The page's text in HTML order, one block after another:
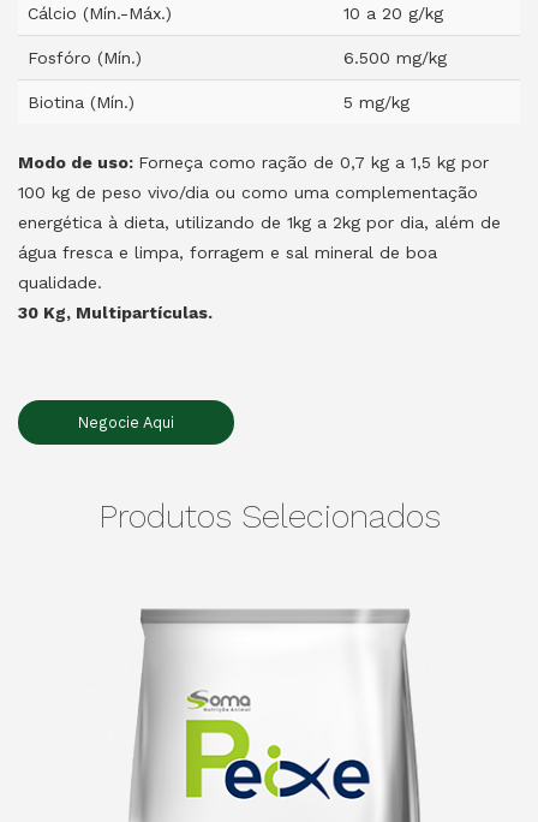
Cálcio (Mín.-Máx.) 10 a 20 g/kg
Fosfóro (Mín.) 6.500 mg/kg
Biotina (Mín.) 5 mg/kg
Modo de uso: Forneça como ração de 0,7 kg a 1,5 kg por
100 kg de peso vivo/dia ou como uma complementação
energética à dieta, utilizando de 1kg a 2kg por dia, além de
água fresca e limpa, forragem e sal mineral de boa
qualidade.
30 Kg, Multipartículas.
Negocie Aqui
Produtos Selecionados